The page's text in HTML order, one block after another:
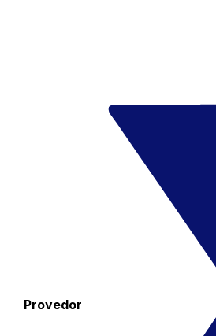
Provedor